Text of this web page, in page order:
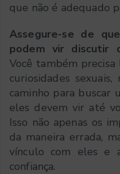
que não é adequado
Assegure-se de
podem vir discutir
Você também
curiosidades
caminho para buscar
eles devem vir até
Isso não apenas os
da maneira errada,
vínculo com eles e
confiança.